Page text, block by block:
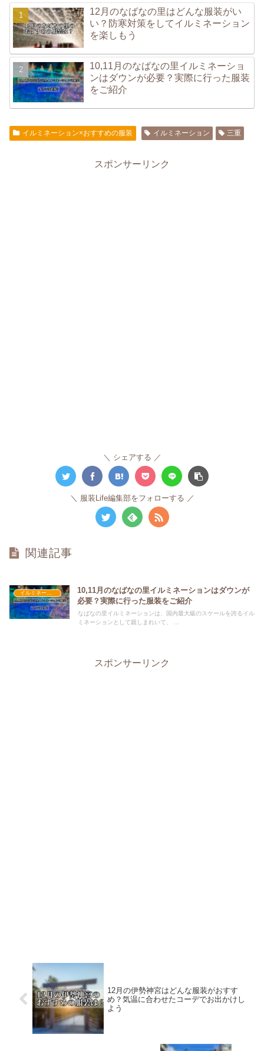
12月のなばなの里はどんな服装がい
い？防寒対策をしてイルミネーション
を楽しもう
10,11月のなばなの里イルミネーショ
ンはダウンが必要？実際に行った服装
をご紹介
イルミネーション×おすすめの服装 イルミネーション 三重
スポンサーリンク
シェアする
服装Life編集部をフォローする
関連記事
イルミネーション×おすすめの服装
10,11月のなばなの里イルミネーションはダウンが
必要？実際に行った服装をご紹介
なばなの里イルミネーションは、国内最大級のスケールを誇るイル
スポンサーリンク
12月の伊勢神宮はどんな服装がおすす
め？気温に合わせたコーデでお出かけし
よう